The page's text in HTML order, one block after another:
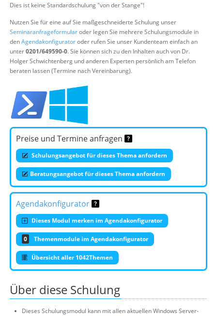
Dies ist keine Standardschulung "von der Stange"!
Nutzen Sie für eine auf Sie maßgeschneiderte Schulung unser
Seminaranfrageformularoder legen Sie mehrere Schulungsmodule in
denAgendakonfiguratoroder rufen Sie unser Kundenteam einfach an
unter0201/649590-0. Sie können sich zu den Inhalten auch von Dr.
Holger Schwichtenberg und anderen Experten persönlich am Telefon
beraten lassen (Termine nach Vereinbarung).
Preise und Termine anfragen
Schulungsangebot für dieses Thema anfordern
Beratungsangebot für dieses Thema anfordern
Agendakonfigurator
Dieses Modul merken im Agendakonfigurator
0 Themenmodule im Agendakonfigurator
Übersicht aller 1042Themen
Über diese Schulung
Dieses Schulungsmodul kann mit allen aktuellen Windows Server-